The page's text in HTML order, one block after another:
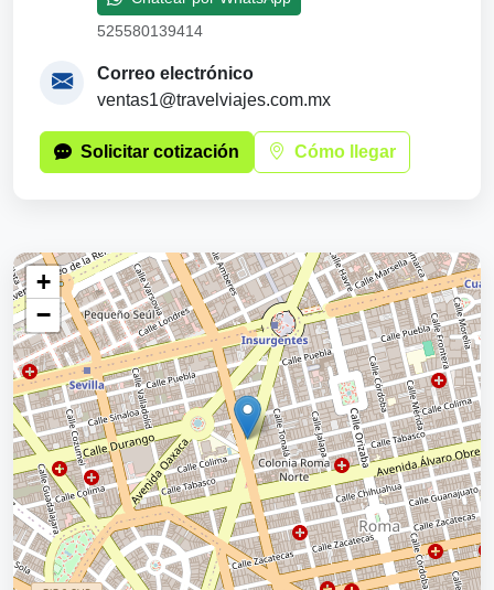
525580139414
Correo electrónico
ventas1@travelviajes.com.mx
Solicitar cotización Cómo llegar
+
−